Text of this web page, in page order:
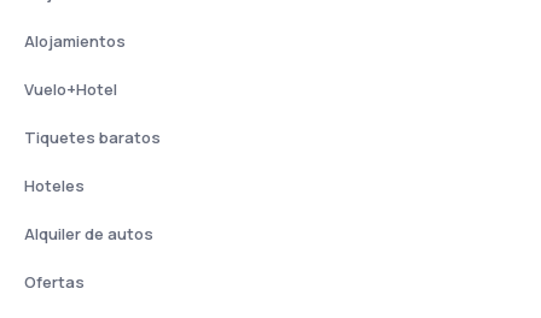
Alojamientos
Vuelo+Hotel
Tiquetes baratos
Hoteles
Alquiler de autos
Ofertas